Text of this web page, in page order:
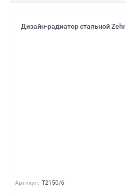
Дизайн-радиатор стальной
Артикул: Т2150/6